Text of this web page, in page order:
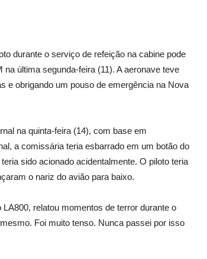
durante o serviço de refeição na cabine pode
última segunda-feira (11). A aeronave teve
e obrigando um pouso de emergência na Nova
na quinta-feira (14), com base em
a comissária teria esbarrado em um botão do
sido acionado acidentalmente. O piloto teria
o nariz do avião para baixo.
relatou momentos de terror durante o
Foi muito tenso. Nunca passei por isso